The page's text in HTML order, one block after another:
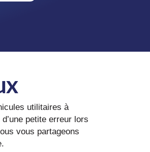
utilitaires à
petite erreur lors
vous partageons